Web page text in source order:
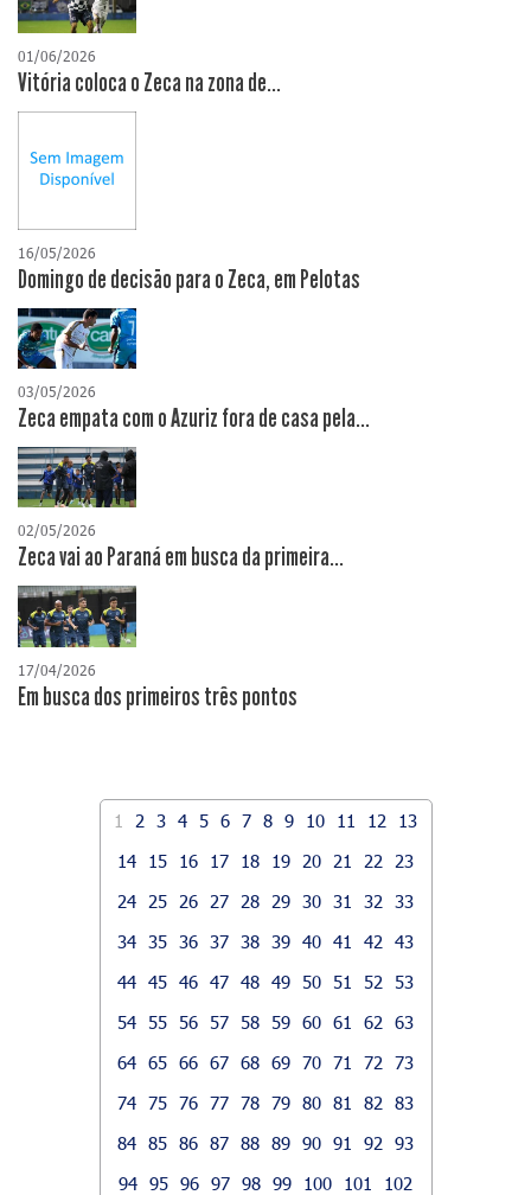
01/06/2026
Vitória coloca o Zeca na zona de...
16/05/2026
Domingo de decisão para o Zeca, em Pelotas
03/05/2026
Zeca empata com o Azuriz fora de casa pela...
02/05/2026
Zeca vai ao Paraná em busca da primeira...
17/04/2026
​Em busca dos primeiros três pontos
1 2 3 4 5 6 7 8 9 10 11 12
13
14
15 16 17 18 19 20 21 22
23
24
25 26 27 28 29 30 31 32
33
34
35 36 37 38 39 40 41 42
43
44 45 46 47 48 49 50 51 52
53
54
55 56 57 58 59 60 61 62
63
64 65 66 67 68 69 70 71 72
73
74 75 76 77 78 79 80 81 82
83
84 85 86 87 88 89 90 91 92
93
94 95 96 97 98 99 100 101
102